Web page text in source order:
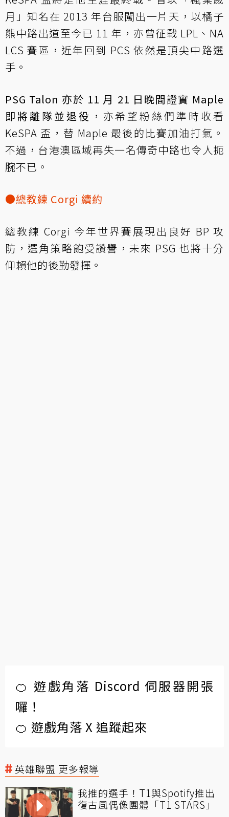
月」知名在 2013 年台服闖出一片天，以橘子
熊中路出道至今已 11 年，亦曾征戰 LPL、NA
LCS 賽區，近年回到 PCS 依然是頂尖中路選
手。
PSG Talon 亦於 11 月 21 日晚間證實 Maple
即將離隊並退役 ，亦希望粉絲們準時收看
KeSPA 盃，替 Maple 最後的比賽加油打氣。
不過，台港澳區域再失一名傳奇中路也令人扼
腕不已。
●總教練 Corgi 續約
總教練 Corgi 今年世界賽展現出良好 BP 攻
防，選角策略飽受讚譽，未來 PSG 也將十分
仰賴他的後勤發揮。
🍊 遊戲角落 Discord 伺服器開張
囉！
🍊 遊戲角落 X 追蹤起來
英雄聯盟 更多報導
我推的選手！T1與Spotify推出
復古風偶像團體「T1 STARS」